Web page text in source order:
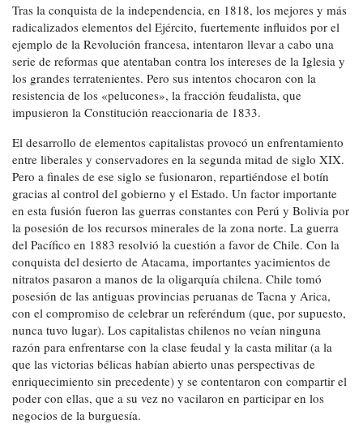
Tras la conquista de la independencia, en 1818, los mejores y más
radicalizados elementos del Ejército, fuertemente influidos por el
ejemplo de la Revolución francesa, intentaron llevar a cabo una
serie de reformas que atentaban contra los intereses de la Iglesia y
los grandes terratenientes. Pero sus intentos chocaron con la
resistencia de los «pelucones», la fracción feudalista, que
impusieron la Constitución reaccionaria de 1833.
El desarrollo de elementos capitalistas provocó un enfrentamiento
entre liberales y conservadores en la segunda mitad de siglo XIX.
Pero a finales de ese siglo se fusionaron, repartiéndose el botín
gracias al control del gobierno y el Estado. Un factor importante
en esta fusión fueron las guerras constantes con Perú y Bolivia por
la posesión de los recursos minerales de la zona norte. La guerra
del Pacífico en 1883 resolvió la cuestión a favor de Chile. Con la
conquista del desierto de Atacama, importantes yacimientos de
nitratos pasaron a manos de la oligarquía chilena. Chile tomó
posesión de las antiguas provincias peruanas de Tacna y Arica,
con el compromiso de celebrar un referéndum (que, por supuesto,
nunca tuvo lugar). Los capitalistas chilenos no veían ninguna
razón para enfrentarse con la clase feudal y la casta militar (a la
que las victorias bélicas habían abierto unas perspectivas de
enriquecimiento sin precedente) y se contentaron con compartir el
poder con ellas, que a su vez no vacilaron en participar en los
negocios de la burguesía.